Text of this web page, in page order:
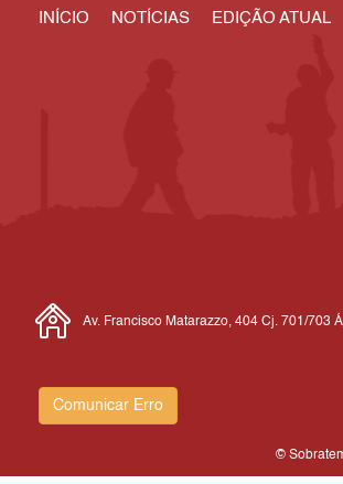
INÍCIO NOTÍCIAS EDIÇÃO ATUAL
Av. Francisco Matarazzo, 404 Cj. 701/703
Comunicar Erro
©